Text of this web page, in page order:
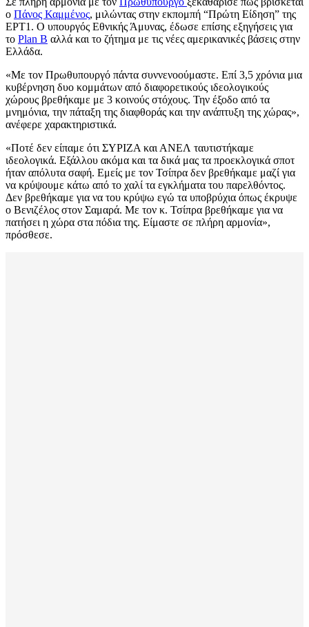
ο Πάνος Καμμένος, μιλώντας στην εκπομπή “Πρώτη Είδηση” της
ΕΡΤ1. Ο υπουργός Εθνικής Άμυνας, έδωσε επίσης εξηγήσεις για
το Plan B αλλά και το ζήτημα με τις νέες αμερικανικές βάσεις στην
Ελλάδα.
«Με τον Πρωθυπουργό πάντα συννενοούμαστε. Επί 3,5 χρόνια μια
κυβέρνηση δυο κομμάτων από διαφορετικούς ιδεολογικούς
χώρους βρεθήκαμε με 3 κοινούς στόχους. Την έξοδο από τα
μνημόνια, την πάταξη της διαφθοράς και την ανάπτυξη της χώρας»,
ανέφερε χαρακτηριστικά.
«Ποτέ δεν είπαμε ότι ΣΥΡΙΖΑ και ΑΝΕΛ ταυτιστήκαμε
ιδεολογικά. Εξάλλου ακόμα και τα δικά μας τα προεκλογικά σποτ
ήταν απόλυτα σαφή. Εμείς με τον Τσίπρα δεν βρεθήκαμε μαζί για
να κρύψουμε κάτω από το χαλί τα εγκλήματα του παρελθόντος.
Δεν βρεθήκαμε για να του κρύψω εγώ τα υποβρύχια όπως έκρυψε
ο Βενιζέλος στον Σαμαρά. Με τον κ. Τσίπρα βρεθήκαμε για να
πατήσει η χώρα στα πόδια της. Είμαστε σε πλήρη αρμονία»,
πρόσθεσε.